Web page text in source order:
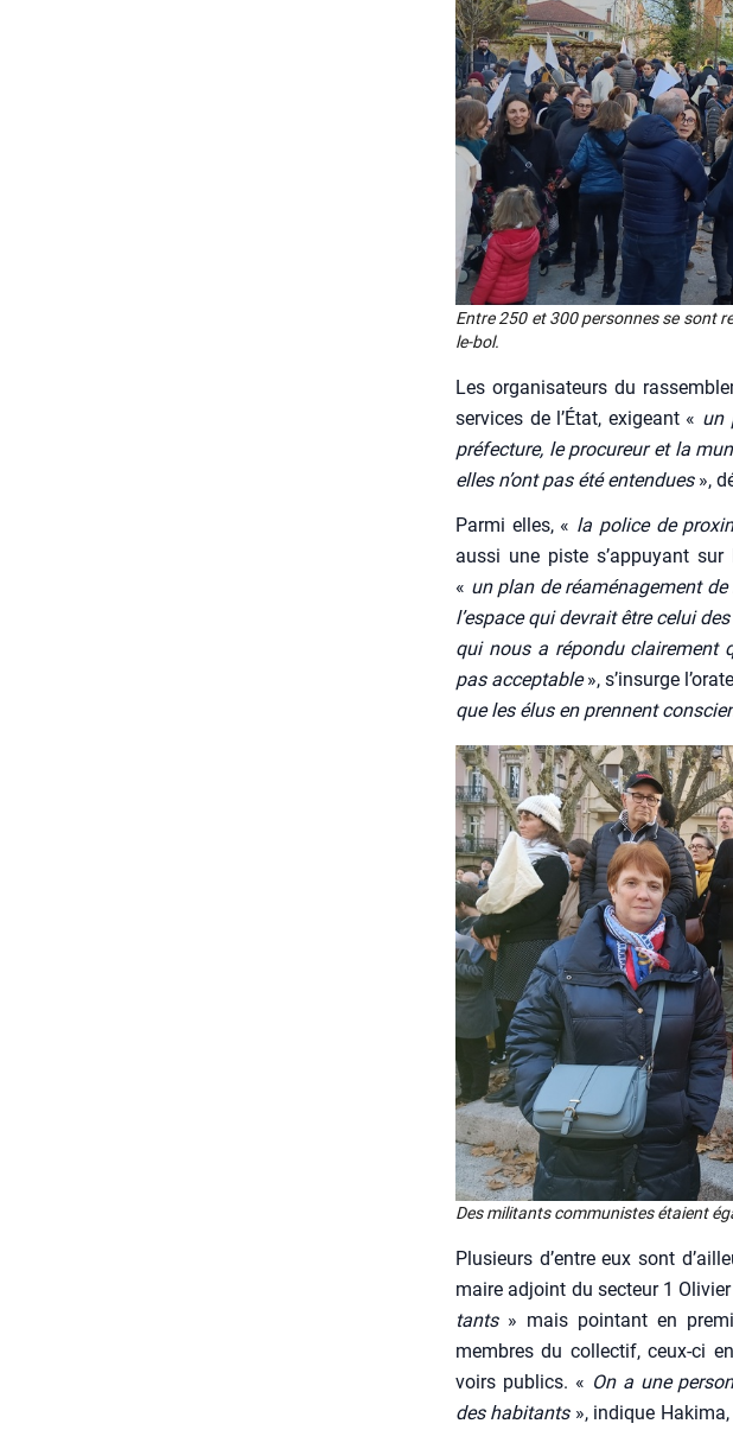
Entre 250 et 300 per­sonnes se sont
le-bol.
Les orga­ni­sa­teurs du
ser­vices de l’É­tat, exi­geant « un
pré­fec­ture, le pro­cu­reur et la
elles n’ont pas été enten­dues»,
Par­mi elles, « la police de
aus­si une piste s’ap­puyant
« un plan de réamé­na­ge­ment
l’es­pace qui devrait être celui
qui nous a répon­du clai­re­ment
pas accep­table», s’in­surge
que les élus en prennent
Des mili­tants com­mu­nistes étaient
Plu­sieurs d’entre eux sont
maire adjoint du sec­teur 1
tants» mais poin­tant en
membres du col­lec­tif, ceux-ci
voirs publics. « On a une
des habi­tants», indique Haki­ma,